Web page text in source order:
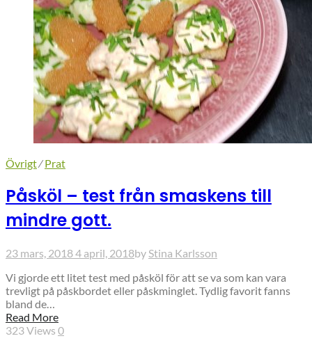
Övrigt⁄Prat
Påsköl – test från smaskens till
mindre gott.
23 mars, 20184 april, 2018byStina Karlsson
Vi gjorde ett litet test med påsköl för att se va som kan vara
trevligt på påskbordet eller påskminglet. Tydlig favorit fanns
bland de…
Read More
323Views 0